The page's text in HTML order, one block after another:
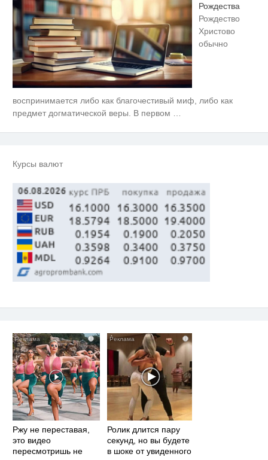
Рождества
Рождество
Христово
обычно
воспринимается либо как благочестивый миф, либо как
предмет догматической веры. В первом
Курсы валют
i
Ржу не переставая,
это видео
пересмотришь не
i
Ролик длится пару
секунд, но вы будете
в шоке от увиденного
Этот танец невесты оставит вас
без слов! Пересмотрела 10 раз
пересмотришь не раз